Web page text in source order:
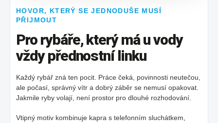
HOVOR, KTERÝ SE JEDNODUŠE MUSÍ
PŘIJMOUT
Pro rybáře, který má u vody
vždy přednostní linku
Každý rybář zná ten pocit. Práce čeká, povinnosti neutečou,
ale počasí, správný vítr a dobrý záběr se nemusí opakovat.
Jakmile ryby volají, není prostor pro dlouhé rozhodování.
Vtipný motiv kombinuje kapra s telefonním sluchátkem,